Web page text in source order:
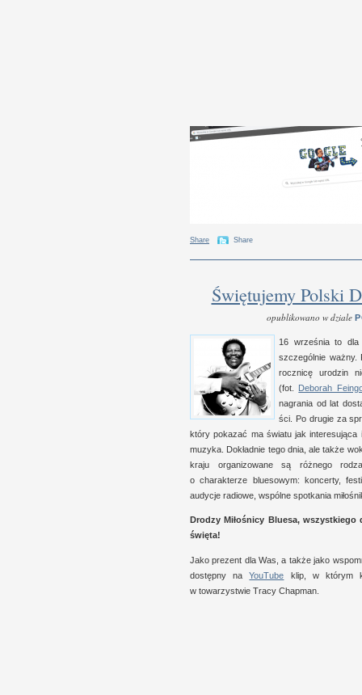
Share Share
Świętujemy Polski
opublikowano w dziale
16 września to dla
szczegól­nie ważny.
rocz­nicę urodzin
(fot.
Deborah
nagrania od lat
ści. Po drugie za
który pokazać ma światu jak interesująca
muzyka. Dokład­nie tego dnia, ale także
kraju organizowane są róż­nego
o charak­terze bluesowym: kon­certy,
audycje radiowe, wspólne spo­tkania
Drodzy Miłośnicy Bluesa,
święta!
Jako prezent dla Was,a także jako
dostępny naYouTube klip, w którym
w towarzystwie Tracy Chapman.